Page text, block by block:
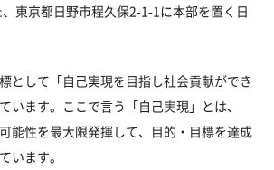
東京都日野市程久保2-1-1に本部を置く日
として「自己実現を目指し社会貢献ができ
います。ここで言う「自己実現」とは、
能性を最大限発揮して、目的・目標を達成
います。